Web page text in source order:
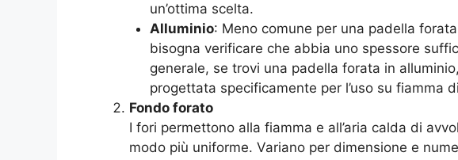
un’ottima scelta.
Alluminio: Meno comune per una padella
bisogna verificare che abbia uno spessore
generale, se trovi una padella forata in
progettata specificamente per l’uso su fiamma
Fondo forato
I fori permettono alla fiamma e all’aria calda di
modo più uniforme. Variano per dimensione e